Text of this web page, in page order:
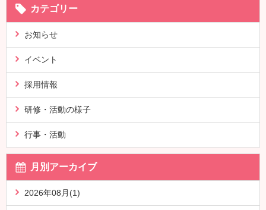
カテゴリー
お知らせ
イベント
採用情報
研修・活動の様子
行事・活動
月別アーカイブ
2026年08月(1)